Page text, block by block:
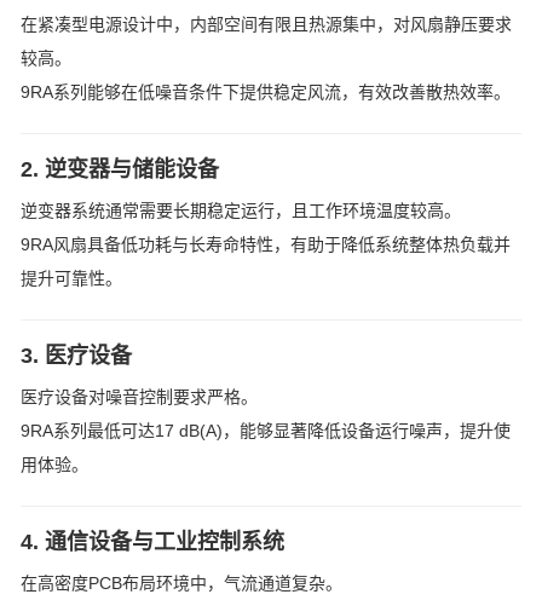
在紧凑型电源设计中，内部空间有限且热源集中，对风扇静压要求
较高。
9RA系列能够在低噪音条件下提供稳定风流，有效改善散热效率。
2. 逆变器与储能设备
逆变器系统通常需要长期稳定运行，且工作环境温度较高。
9RA风扇具备低功耗与长寿命特性，有助于降低系统整体热负载并
提升可靠性。
3. 医疗设备
医疗设备对噪音控制要求严格。
9RA系列最低可达17 dB(A)，能够显著降低设备运行噪声，提升使
用体验。
4. 通信设备与工业控制系统
在高密度PCB布局环境中，气流通道复杂。